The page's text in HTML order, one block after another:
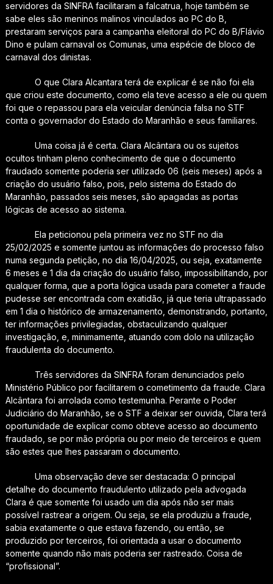
servidores da SINFRA facilitaram a falcatrua, hoje também se
sabe eles são meninos malinos vinculados ao PC do B,
prestaram serviços para a campanha eleitoral do PC do B/Flávio
Dino e pulam carnaval os Comunas, uma espécie de bloco de
carnaval dos dinistas.
O que Clara Alcantara terá de explicar é se não foi ela
que criou este documento, como ela teve acesso a ele ou quem
foi que o repassou para ela veicular denúncia falsa no STF
conta o governador do Estado do Maranhão e seus familiares.
Uma coisa já é certa. Clara Alcântara ou os sujeitos
ocultos tinham pleno conhecimento de que o documento
fraudado somente poderia ser utilizado 06 (seis meses) após a
criação do usuário falso, pois, pelo sistema do Estado do
Maranhão, passados seis meses, são apagadas as portas
lógicas de acesso ao sistema.
Ela peticionou pela primeira vez no STF no dia
25/02/2025 e somente juntou as informações do processo falso
numa segunda petição, no dia 16/04/2025, ou seja, exatamente
6 meses e 1 dia da criação do usuário falso, impossibilitando, por
qualquer forma, que a porta lógica usada para cometer a fraude
pudesse ser encontrada com exatidão, já que teria ultrapassado
em 1 dia o histórico de armazenamento, demonstrando, portanto,
ter informações privilegiadas, obstaculizando qualquer
investigação, e, minimamente, atuando com dolo na utilização
fraudulenta do documento.
Três servidores da SINFRA foram denunciados pelo
Ministério Público por facilitarem o cometimento da fraude. Clara
Alcântara foi arrolada como testemunha. Perante o Poder
Judiciário do Maranhão, se o STF a deixar ser ouvida, Clara terá
oportunidade de explicar como obteve acesso ao documento
fraudado, se por mão própria ou por meio de terceiros e quem
são estes que lhes passaram o documento.
Uma observação deve ser destacada: O principal
detalhe do documento fraudulento utilizado pela advogada
Clara é que somente foi usado um dia após não ser mais
possível rastrear a origem. Ou seja, se ela produziu a fraude,
sabia exatamente o que estava fazendo, ou então, se
produzido por terceiros, foi orientada a usar o documento
somente quando não mais poderia ser rastreado. Coisa de
“profissional”.